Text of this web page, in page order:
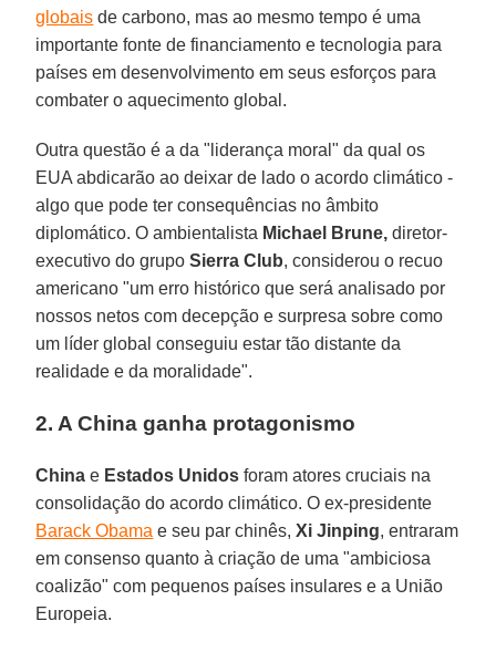
globais de carbono, mas ao mesmo tempo é uma
importante fonte de financiamento e tecnologia para
países em desenvolvimento em seus esforços para
combater o aquecimento global.
Outra questão é a da "liderança moral" da qual os
EUA abdicarão ao deixar de lado o acordo climático -
algo que pode ter consequências no âmbito
diplomático. O ambientalista Michael Brune, diretor-
executivo do grupo Sierra Club, considerou o recuo
americano "um erro histórico que será analisado por
nossos netos com decepção e surpresa sobre como
um líder global conseguiu estar tão distante da
realidade e da moralidade".
2. A China ganha protagonismo
China e Estados Unidos foram atores cruciais na
consolidação do acordo climático. O ex-presidente
Barack Obama e seu par chinês,Xi Jinping, entraram
em consenso quanto à criação de uma "ambiciosa
coalizão" com pequenos países insulares e a União
Europeia.